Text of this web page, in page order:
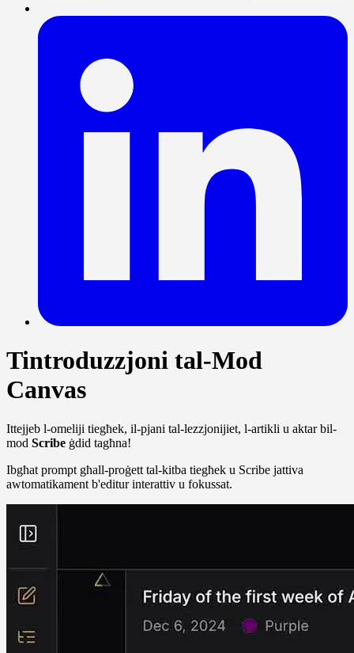
Tintroduzzjoni tal-Mod
Canvas
Ittejjeb l-omeliji tiegħek, il-pjani tal-lezzjonijiet, l-artikli u aktar bil-
mod Scribe ġdid tagħna!
Ibgħat prompt għall-proġett tal-kitba tiegħek u Scribe jattiva
awtomatikament b'editur interattiv u fokussat.